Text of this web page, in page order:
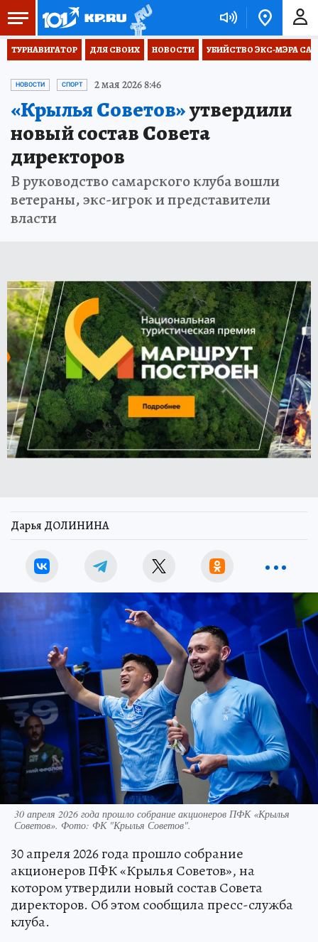
ТУРНАВИГАТОР ДЛЯ СВОИХ НОВОСТИ УБИЙСТВО ЭКС-МЭРА
НОВОСТИ СПОРТ 2 мая 2026 8:46
«Крылья Советов»утвердили
новый состав Совета
директоров
В руководство самарского клуба вошли
ветераны, экс-игрок и представители
власти
Дарья ДОЛИНИНА
30 апреля 2026 года прошло собрание акционеров ПФК «Крылья
Советов». Фото: ФК "Крылья Советов".
30 апреля 2026 года прошло собрание
акционеров ПФК «Крылья Советов», на
котором утвердили новый состав Совета
директоров. Об этом сообщила пресс-служба
клуба.